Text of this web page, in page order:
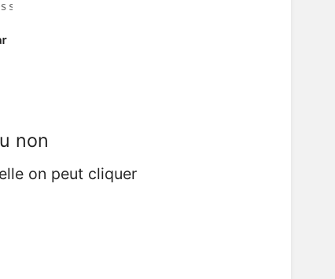
non
on peut cliquer